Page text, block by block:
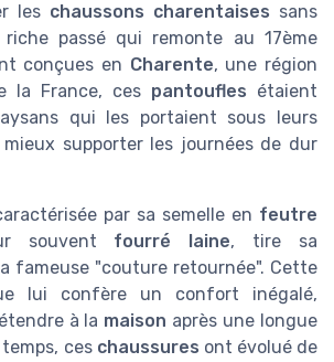
les chaussons charentaises sans
passé qui remonte au 17ème
conçues en Charente, une région
la France, ces pantoufles étaient
qui les portaient sous leurs
mieux supporter les journées de dur
par sa semelle en feutre
souvent fourré laine, tire sa
fameuse "couture retournée". Cette
lui confère un confort inégalé,
à la maison après une longue
ces chaussures ont évolué de